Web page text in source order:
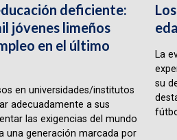
deficiente:
jóvenes limeños
en el último
en universidades/institutos
adecuadamente a sus
las exigencias del mundo
una generación marcada por
La
su